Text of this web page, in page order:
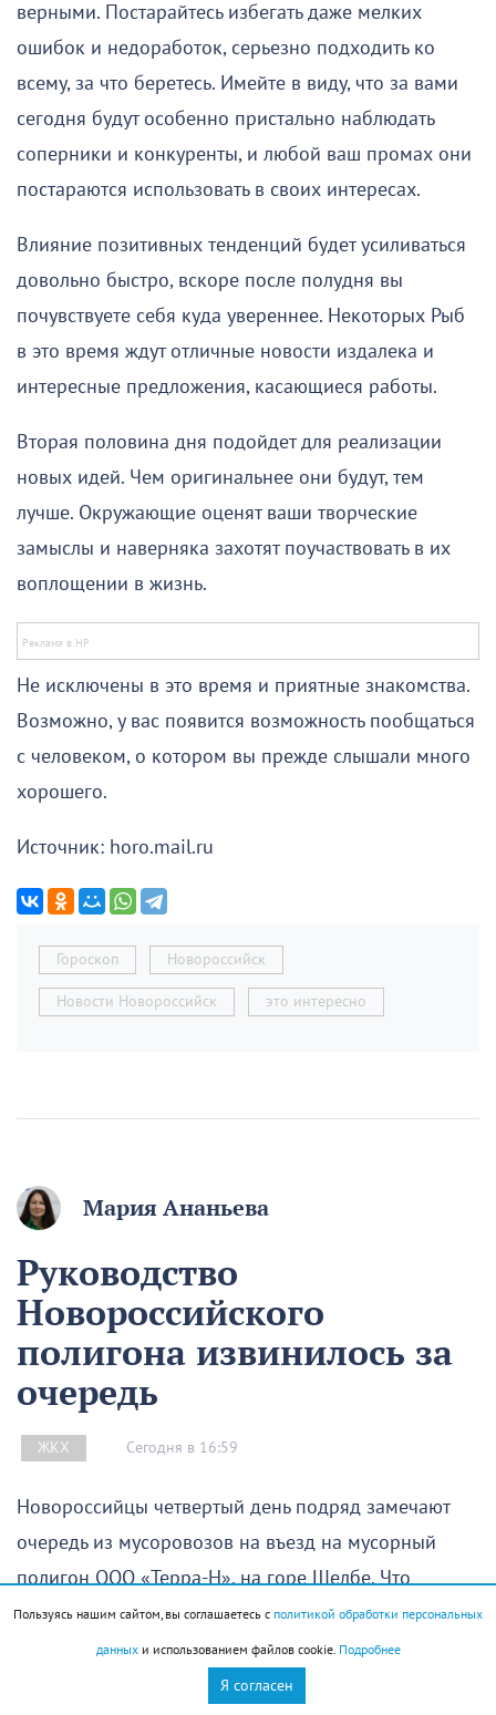
верными. Постарайтесь избегать даже мелких
ошибок и недоработок, серьезно подходить ко
всему, за что беретесь. Имейте в виду, что за вами
сегодня будут особенно пристально наблюдать
соперники и конкуренты, и любой ваш промах они
постараются использовать в своих интересах.
Влияние позитивных тенденций будет усиливаться
довольно быстро, вскоре после полудня вы
почувствуете себя куда увереннее. Некоторых Рыб
в это время ждут отличные новости издалека и
интересные предложения, касающиеся работы.
Вторая половина дня подойдет для реализации
новых идей. Чем оригинальнее они будут, тем
лучше. Окружающие оценят ваши творческие
замыслы и наверняка захотят поучаствовать в их
воплощении в жизнь.
Не исключены в это время и приятные знакомства.
Возможно, у вас появится возможность пообщаться
с человеком, о котором вы прежде слышали много
хорошего.
Источник: horo.mail.ru
Гороскоп Новороссийск
Новости Новороссийск это интересно
Мария Ананьева
Руководство
Новороссийского
полигона извинилось за
очередь
ЖКХ Сегодня в 16:59
Новороссийцы четвертый день подряд замечают
очередь из мусоровозов на въезд на мусорный
полигон ООО «Терра-Н», на горе Щелбе. Что
случилось опять?
Пользуясь нашим сайтом, вы соглашаетесь с политикой обработки персональных
данныхи использованием файлов cookie. Подробнее
Я согласен